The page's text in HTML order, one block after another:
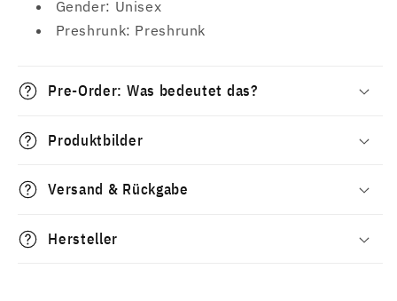
Gender: Unisex
Preshrunk: Preshrunk
Pre-Order: Was bedeutet das?
Produktbilder
Versand & Rückgabe
Hersteller